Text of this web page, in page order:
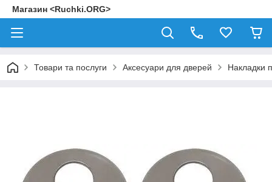
Магазин <Ruchki.ORG>
Товари та послуги Аксесуари для дверей Накладки